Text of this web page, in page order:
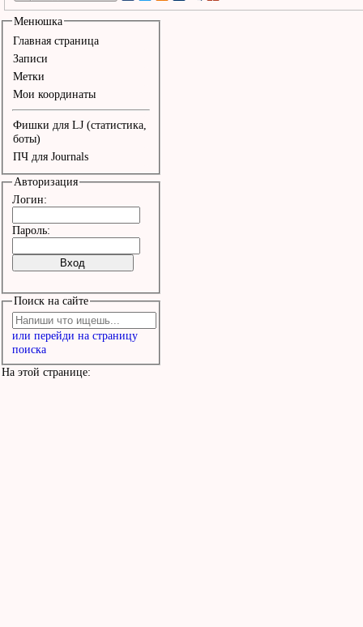
Менюшка
Главная страница
Записи
Метки
Мои координаты
Фишки для LJ (статистика,
боты)
ПЧ для Journals
Авторизация
Логин:
Пароль:
Поиск на сайте
или перейди на страницу
поиска
На этой странице: